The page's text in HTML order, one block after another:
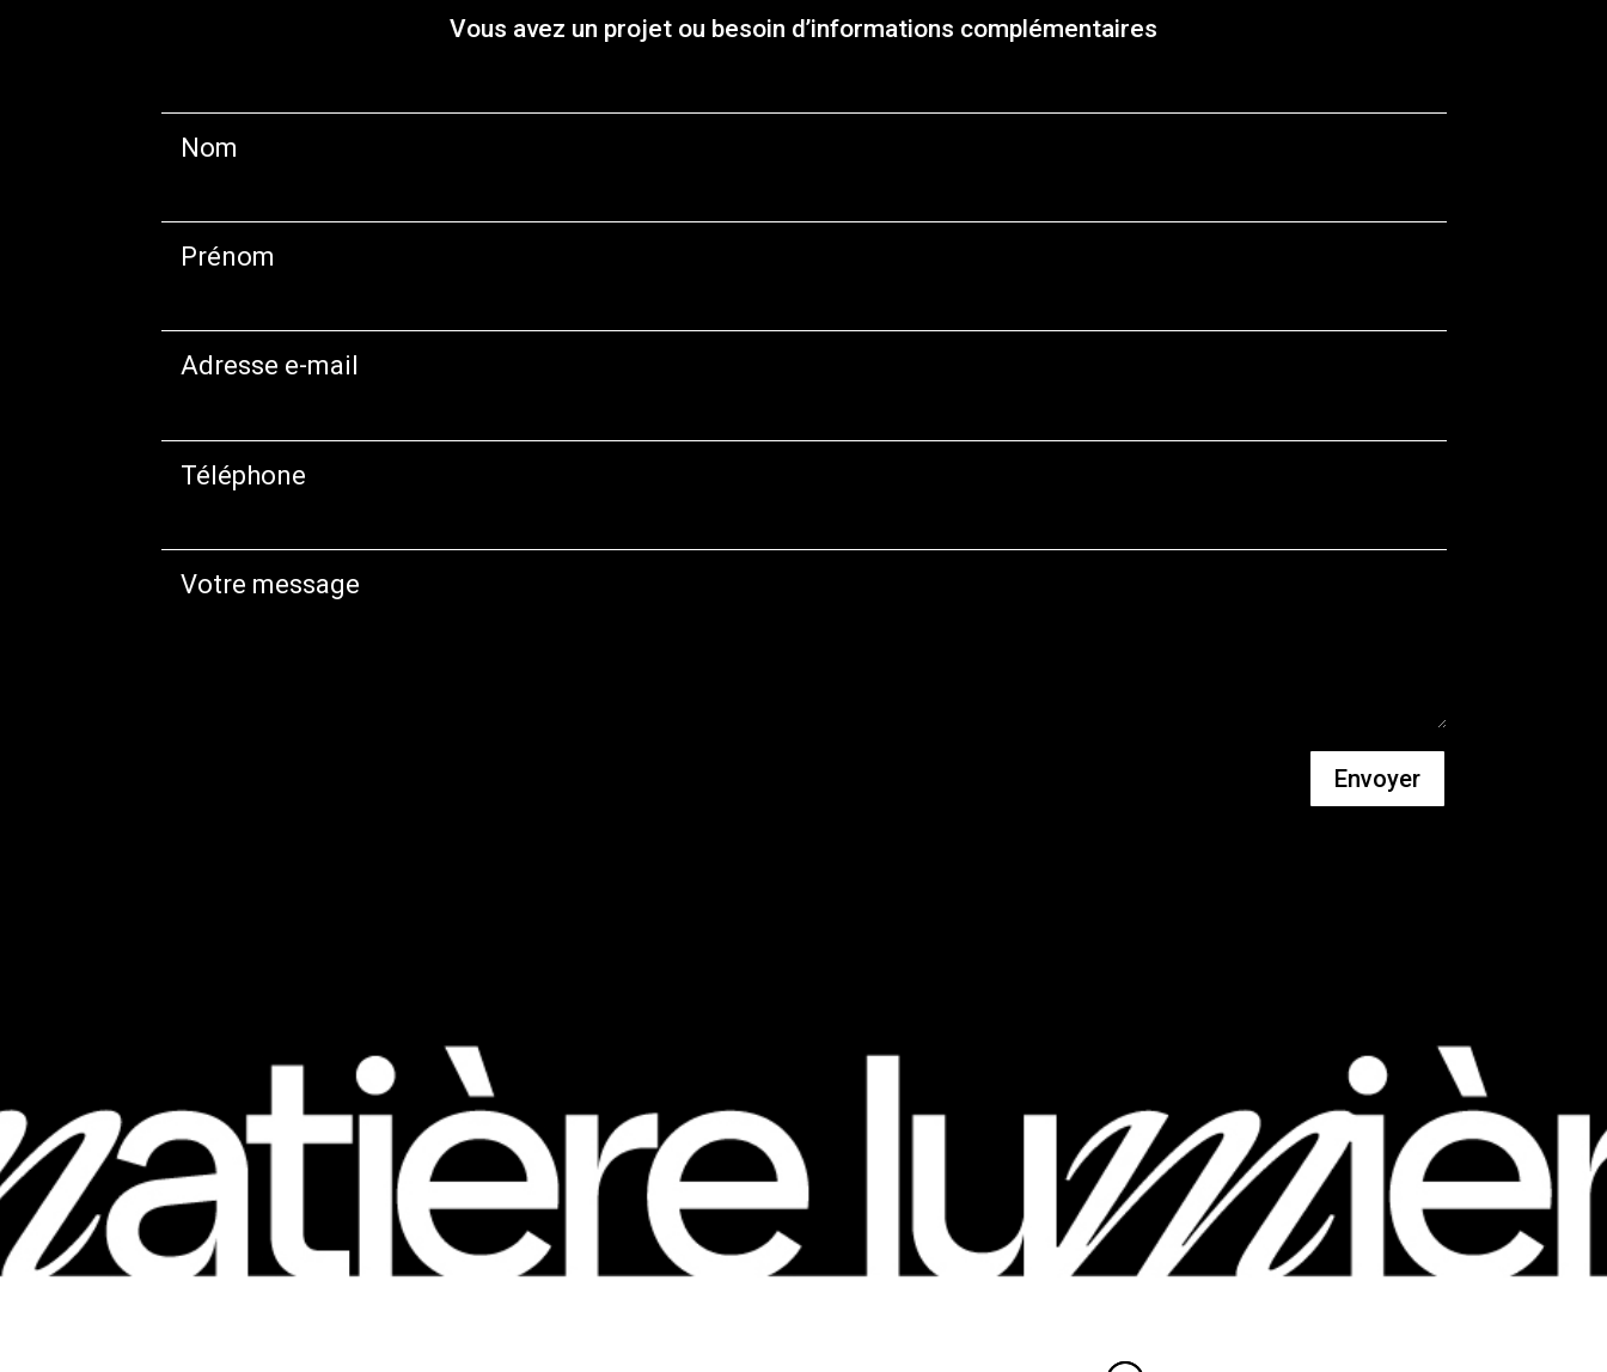
Vous avez un projet ou besoin d’informations complémentaires
Envoyer